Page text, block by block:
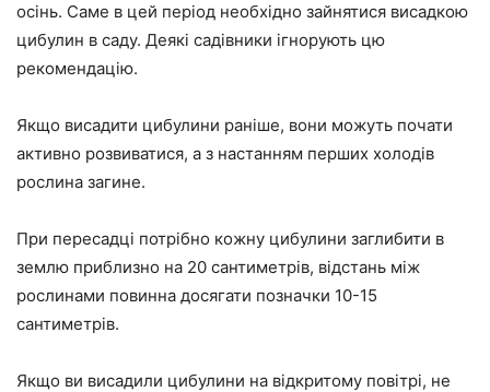
осінь. Саме в цей період необхідно зайнятися висадкою
цибулин в саду. Деякі садівники ігнорують цю
рекомендацію.
Якщо висадити цибулини раніше, вони можуть почати
активно розвиватися, а з настанням перших холодів
рослина загине.
При пересадці потрібно кожну цибулини заглибити в
землю приблизно на 20 сантиметрів, відстань між
рослинами повинна досягати позначки 10-15
сантиметрів.
Якщо ви висадили цибулини на відкритому повітрі, не